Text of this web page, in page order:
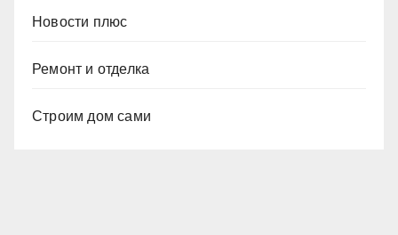
Новости плюс
Ремонт и отделка
Строим дом сами